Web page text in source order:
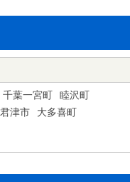
千葉一宮町
睦沢町
君津市
大多喜町